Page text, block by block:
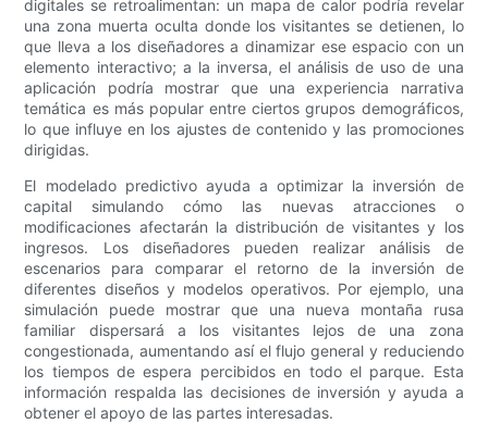
digitales se retroalimentan: un mapa de calor podría revelar
una zona muerta oculta donde los visitantes se detienen, lo
que lleva a los diseñadores a dinamizar ese espacio con un
elemento interactivo; a la inversa, el análisis de uso de una
aplicación podría mostrar que una experiencia narrativa
temática es más popular entre ciertos grupos demográficos,
lo que influye en los ajustes de contenido y las promociones
dirigidas.
El modelado predictivo ayuda a optimizar la inversión de
capital simulando cómo las nuevas atracciones o
modificaciones afectarán la distribución de visitantes y los
ingresos. Los diseñadores pueden realizar análisis de
escenarios para comparar el retorno de la inversión de
diferentes diseños y modelos operativos. Por ejemplo, una
simulación puede mostrar que una nueva montaña rusa
familiar dispersará a los visitantes lejos de una zona
congestionada, aumentando así el flujo general y reduciendo
los tiempos de espera percibidos en todo el parque. Esta
información respalda las decisiones de inversión y ayuda a
obtener el apoyo de las partes interesadas.